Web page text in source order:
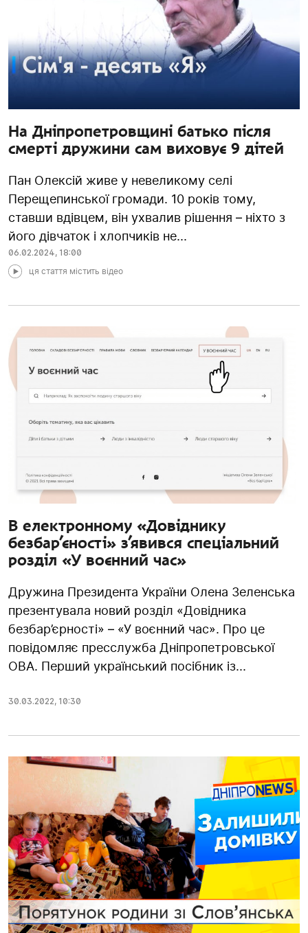
На Дніпропетровщині батько після
смерті дружини сам виховує 9 дітей
Пан Олексій живе у невеликому селі
Перещепинської громади. 10 років тому,
ставши вдівцем, він ухвалив рішення – ніхто з
його дівчаток і хлопчиків не...
06.02.2024, 18:00
ця стаття містить відео
В електронному «Довіднику
безбар’єності» з’явився спеціальний
розділ «У воєнний час»
Дружина Президента України Олена Зеленська
презентувала новий розділ «Довідника
безбар’єрності» – «У воєнний час». Про це
повідомляє пресслужба Дніпропетровської
ОВА. Перший український посібник із...
30.03.2022, 10:30